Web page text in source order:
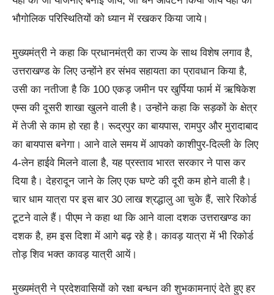
भौगोलिक परिस्थितियों को ध्यान में रखकर किया जाये।
मुख्यमंत्री ने कहा कि प्रधानमंत्री का राज्य के साथ विशेष लगाव है,
उत्तराखण्ड के लिए उन्होंने हर संभव सहायता का प्रावधान किया है,
उसी का नतीजा है कि 100 एकड़ जमीन पर खुर्पिया फार्म में ऋषिकेश
एम्स की दूसरी शाखा खुलने वाली है। उन्होंने कहा कि सड़कों के क्षेत्र
में तेजी से काम हो रहा है। रूद्रपुर का बायपास, रामपुर और मुरादाबाद
का बायपास बनेगा। आने वाले समय में आपको काशीपुर-दिल्ली के लिए
4-लेन हाईवे मिलने वाला है, यह प्रस्ताव भारत सरकार ने पास कर
दिया है। देहरादून जाने के लिए एक घण्टे की दूरी कम होने वाली है।
चार धाम यात्रा पर इस बार 30 लाख श्रद्धालु आ चुके हैं, सारे रिकोर्ड
टूटने वाले हैं। पीएम ने कहा था कि आने वाला दशक उत्तराखण्ड का
दशक है, हम इस दिशा में आगे बढ़ रहे है। कावड़ यात्रा में भी रिकोर्ड
तोड़ शिव भक्त कावड़ यात्री आयें।
मुख्यमंत्री ने प्रदेशवासियों को रक्षा बन्धन की शुभकामनाएं देते हुए हर